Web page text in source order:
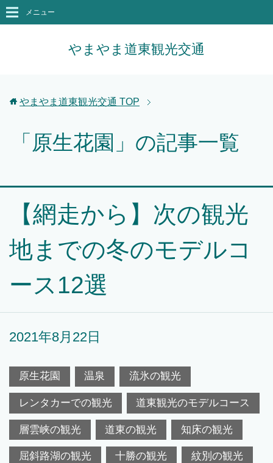
やまやま道東観光交通
メニュー
やまやま道東観光交通 TOP
「原生花園」の記事一覧
【網走から】次の観光
地までの冬のモデルコ
ース12選
2021年8月22日
原生花園 温泉 流氷の観光
レンタカーでの観光 道東観光のモデルコース
層雲峡の観光 道東の観光 知床の観光
屈斜路湖の観光 十勝の観光 紋別の観光